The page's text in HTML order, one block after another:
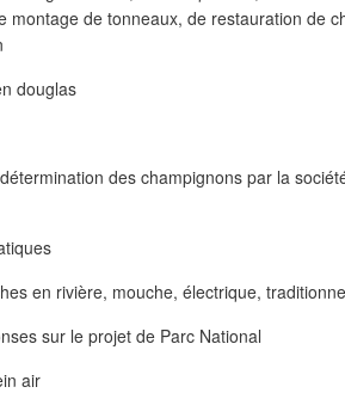
montage de tonneaux, de restauration de
douglas
des champignons par la
en rivière, mouche, électrique,
sur le projet de Parc National
air